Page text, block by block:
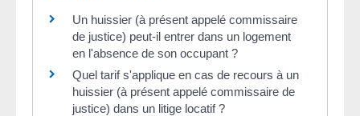
Un huissier (à présent appelé commissaire
de justice) peut-il entrer dans un logement
en l'absence de son occupant ?
Quel tarif s'applique en cas de recours à un
huissier (à présent appelé commissaire de
justice) dans un litige locatif ?